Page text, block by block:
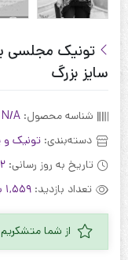
تونیک مجلسی
سایز بزرگ
شناسه محصول: N/A
دسته‌بندی: تونیک و
تاریخ به روز رسانی: 22
تعداد بازدید: 1,559 بازدید
از شما